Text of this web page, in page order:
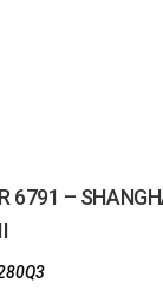
6791 –